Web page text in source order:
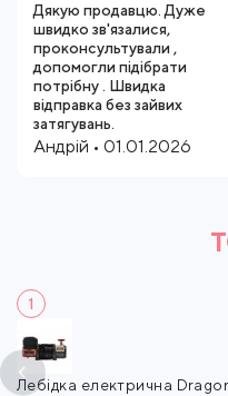
Дякую продавцю. Дуже
швидко зв'язалися,
проконсультували ,
допомогли підібрати
потрібну . Швидка
відправка без зайвих
затягувань.
Андрій • 01.01.2026
1
Лебідка електрична